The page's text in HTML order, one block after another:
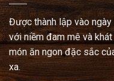
Được thành lập vào
với niềm đam mê và
món ăn ngon đặc sắc
xa.